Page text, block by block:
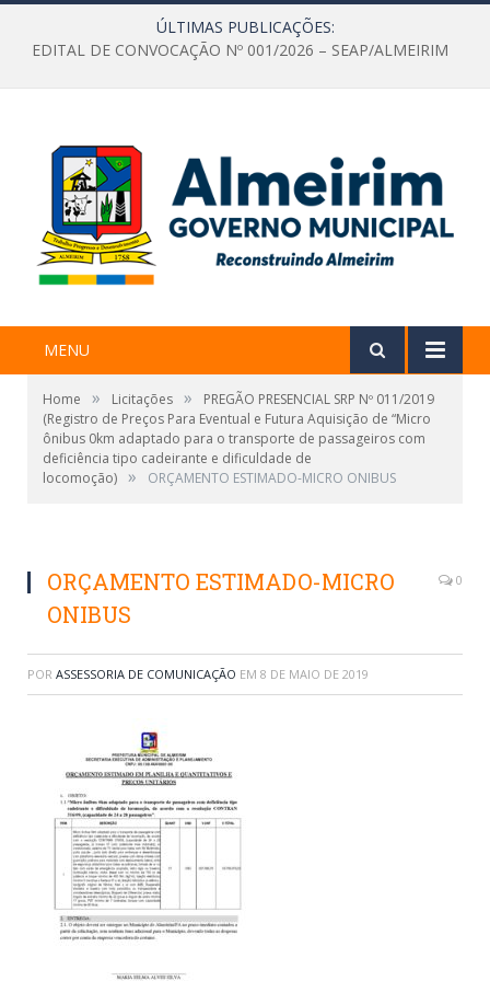
ÚLTIMAS PUBLICAÇÕES:
EDITAL DE CONVOCAÇÃO Nº 001/2026 – SEAP/ALMEIRIM
MENU
Home » Licitações »
PREGÃO PRESENCIAL SRP Nº 011/2019
(Registro de Preços Para Eventual e Futura Aquisição de “Micro
ônibus 0km adaptado para o transporte de passageiros com
deficiência tipo cadeirante e dificuldade de
locomoção) » ORÇAMENTO ESTIMADO-MICRO ONIBUS
ORÇAMENTO ESTIMADO-MICRO
ONIBUS
0
POR ASSESSORIA DE COMUNICAÇÃO EM 8 DE MAIO DE 2019